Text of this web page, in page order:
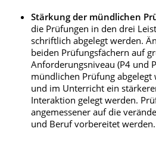
Stärkung der mündlichen
die Prüfungen in den drei
schriftlich abgelegt werden.
beiden Prüfungsfächern auf
Anforderungsniveau (P4 und
mündlichen Prüfung
und im Unterricht ein
Interaktion gelegt werden.
angemessener auf die
und Beruf vorbereitet werden.